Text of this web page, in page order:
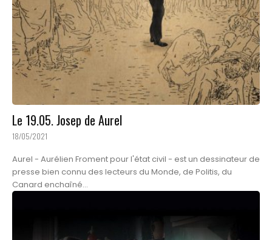
Le 19.05. Josep de Aurel
18/05/2021
Aurel - Aurélien Froment pour l'état civil - est un dessinateur de
presse bien connu des lecteurs du Monde, de Politis, du
Canard enchaîné...